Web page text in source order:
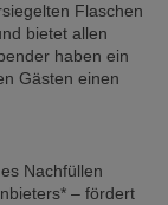
Flaschen
bietet allen
haben ein
Gästen einen
Nachfüllen
– fördert